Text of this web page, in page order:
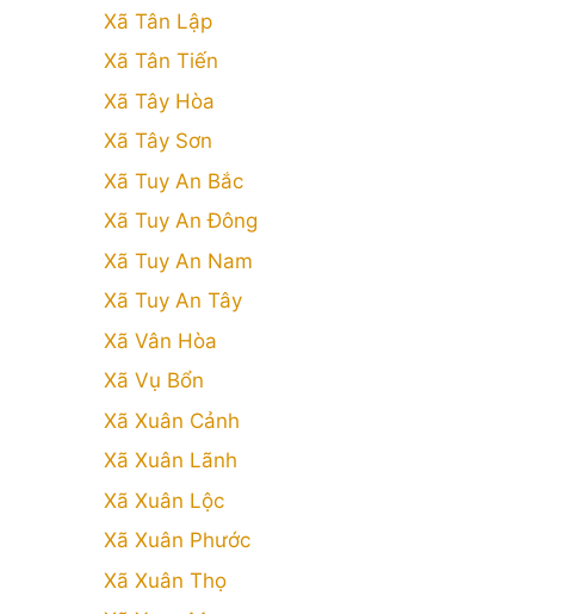
Xã Tân Lập
Xã Tân Tiến
Xã Tây Hòa
Xã Tây Sơn
Xã Tuy An Bắc
Xã Tuy An Đông
Xã Tuy An Nam
Xã Tuy An Tây
Xã Vân Hòa
Xã Vụ Bổn
Xã Xuân Cảnh
Xã Xuân Lãnh
Xã Xuân Lộc
Xã Xuân Phước
Xã Xuân Thọ